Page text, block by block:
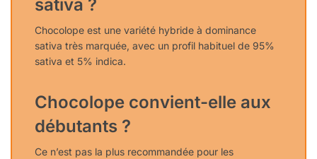
sativa ?
Chocolope est une variété hybride à dominance
sativa très marquée, avec un profil habituel de 95%
sativa et 5% indica.
Chocolope convient-elle aux
débutants ?
Ce n’est pas la plus recommandée pour les